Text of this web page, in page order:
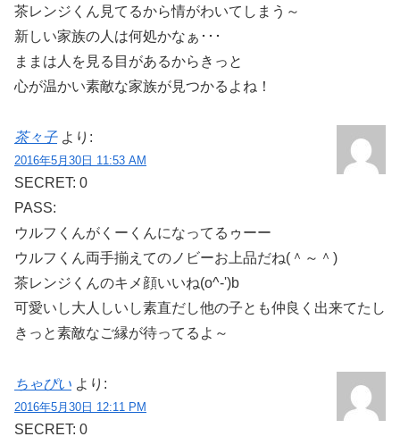
茶レンジくん見てるから情がわいてしまう～
新しい家族の人は何処かなぁ･･･
ままは人を見る目があるからきっと
心が温かい素敵な家族が見つかるよね！
茶々子 より:
2016年5月30日 11:53 AM
SECRET: 0
PASS:
ウルフくんがくーくんになってるゥーー
ウルフくん両手揃えてのノビーお上品だね(＾～＾)
茶レンジくんのキメ顔いいね(o^-')b
可愛いし大人しいし素直だし他の子とも仲良く出来てたし
きっと素敵なご縁が待ってるよ～
ちゃぴい より:
2016年5月30日 12:11 PM
SECRET: 0